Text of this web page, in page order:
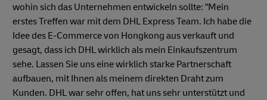
wohin sich das Unternehmen entwickeln sollte: "Mein
erstes Treffen war mit dem DHL Express Team. Ich habe die
Idee des E-Commerce von Hongkong aus verkauft und
gesagt, dass ich DHL wirklich als mein Einkaufszentrum
sehe. Lassen Sie uns eine wirklich starke Partnerschaft
aufbauen, mit Ihnen als meinem direkten Draht zum
Kunden. DHL war sehr offen, hat uns sehr unterstützt und